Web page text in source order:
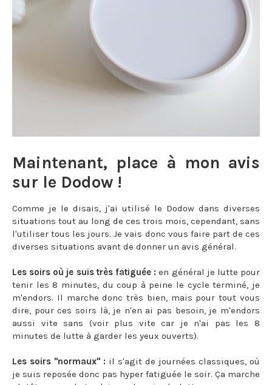
Maintenant, place à mon avis
sur le Dodow !
Comme je le disais, j'ai utilisé le Dodow dans diverses
situations tout au long de ces trois mois, cependant, sans
l'utiliser tous les jours. Je vais donc vous faire part de ces
diverses situations avant de donner un avis général.
Les soirs où je suis très fatiguée :en général je lutte pour
tenir les 8 minutes, du coup à peine le cycle terminé, je
m'endors. Il marche donc très bien, mais pour tout vous
dire, pour ces soirs là, je n'en ai pas besoin, je m'endors
aussi vite sans (voir plus vite car je n'ai pas les 8
minutes de lutte à garder les yeux ouverts).
Les soirs "normaux" : il s'agit de journées classiques, où
je suis reposée donc pas hyper fatiguée le soir. Ça marche